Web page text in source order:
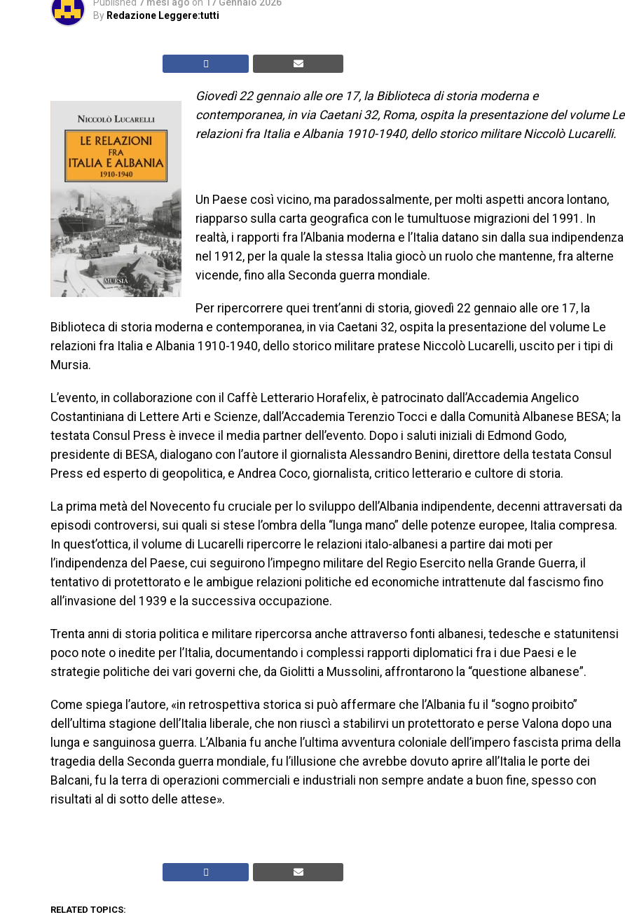
By Redazione Leggere:tutti
Giovedì 22 gennaio alle ore 17, la Biblioteca di storia moderna e
contemporanea, in via Caetani 32, Roma, ospita la presentazione del volume Le
relazioni fra Italia e Albania 1910-1940, dello storico militare Niccolò Lucarelli.
Un Paese così vicino, ma paradossalmente, per molti aspetti ancora lontano,
riapparso sulla carta geografica con le tumultuose migrazioni del 1991. In
realtà, i rapporti fra l’Albania moderna e l’Italia datano sin dalla sua indipendenza
nel 1912, per la quale la stessa Italia giocò un ruolo che mantenne, fra alterne
vicende, fino alla Seconda guerra mondiale.
Per ripercorrere quei trent’anni di storia, giovedì 22 gennaio alle ore 17, la
Biblioteca di storia moderna e contemporanea, in via Caetani 32, ospita la presentazione del volume Le
relazioni fra Italia e Albania 1910-1940, dello storico militare pratese Niccolò Lucarelli, uscito per i tipi di
Mursia.
L’evento, in collaborazione con il Caffè Letterario Horafelix, è patrocinato dall’Accademia Angelico
Costantiniana di Lettere Arti e Scienze, dall’Accademia Terenzio Tocci e dalla Comunità Albanese BESA; la
testata Consul Press è invece il media partner dell’evento. Dopo i saluti iniziali di Edmond Godo,
presidente di BESA, dialogano con l’autore il giornalista Alessandro Benini, direttore della testata Consul
Press ed esperto di geopolitica, e Andrea Coco, giornalista, critico letterario e cultore di storia.
La prima metà del Novecento fu cruciale per lo sviluppo dell’Albania indipendente, decenni attraversati da
episodi controversi, sui quali si stese l’ombra della “lunga mano” delle potenze europee, Italia compresa.
In quest’ottica, il volume di Lucarelli ripercorre le relazioni italo-albanesi a partire dai moti per
l’indipendenza del Paese, cui seguirono l’impegno militare del Regio Esercito nella Grande Guerra, il
tentativo di protettorato e le ambigue relazioni politiche ed economiche intrattenute dal fascismo fino
all’invasione del 1939 e la successiva occupazione.
Trenta anni di storia politica e militare ripercorsa anche attraverso fonti albanesi, tedesche e statunitensi
poco note o inedite per l’Italia, documentando i complessi rapporti diplomatici fra i due Paesi e le
strategie politiche dei vari governi che, da Giolitti a Mussolini, affrontarono la “questione albanese”.
Come spiega l’autore, «in retrospettiva storica si può affermare che l’Albania fu il “sogno proibito”
dell’ultima stagione dell’Italia liberale, che non riuscì a stabilirvi un protettorato e perse Valona dopo una
lunga e sanguinosa guerra. L’Albania fu anche l’ultima avventura coloniale dell’impero fascista prima della
tragedia della Seconda guerra mondiale, fu l’illusione che avrebbe dovuto aprire all’Italia le porte dei
Balcani, fu la terra di operazioni commerciali e industriali non sempre andate a buon fine, spesso con
risultati al di sotto delle attese».
RELATED TOPICS: